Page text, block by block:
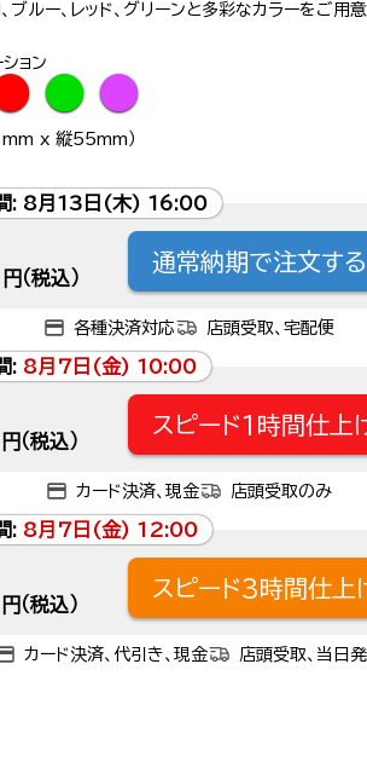
ブルー、レッド、グリーンと多彩なカラーをご用
ョン
● ●
x 縦55mm）
: 8月13日(木) 16:00
円（税込）
通常納期で注文する
各種決済対応 店頭受取、宅配便
: 8月7日(金) 10:00
円（税込）
スピード1時間仕上
カード決済、現金 店頭受取のみ
: 8月7日(金) 12:00
円（税込）
スピード3時間仕上
カード決済、代引き、現金 店頭受取、当日